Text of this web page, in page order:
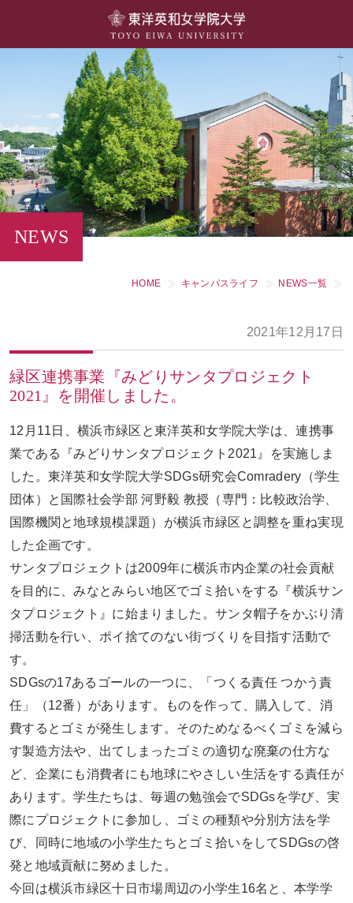
学部・学科
キャンパスライフ
留学・国際交流
キャリア・就職
お問い合わせ
NEWS
HOME キャンパスライフ NEWS一覧
2021年12月17日
緑区連携事業『みどりサンタプロジェクト
2021』を開催しました。
12月11日、横浜市緑区と東洋英和女学院大学は、連携事
業である『みどりサンタプロジェクト2021』を実施しま
した。東洋英和女学院大学SDGs研究会Comradery（学生
団体）と国際社会学部 河野毅 教授（専門：比較政治学、
国際機関と地球規模課題）が横浜市緑区と調整を重ね実現
した企画です。
サンタプロジェクトは2009年に横浜市内企業の社会貢献
を目的に、みなとみらい地区でゴミ拾いをする『横浜サン
タプロジェクト』に始まりました。サンタ帽子をかぶり清
掃活動を行い、ポイ捨てのない街づくりを目指す活動で
す。
SDGsの17あるゴールの一つに、「つくる責任 つかう責
任」（12番）があります。ものを作って、購入して、消
費するとゴミが発生します。そのためなるべくゴミを減ら
す製造方法や、出てしまったゴミの適切な廃棄の仕方な
ど、企業にも消費者にも地球にやさしい生活をする責任が
あります。学生たちは、毎週の勉強会でSDGsを学び、実
際にプロジェクトに参加し、ゴミの種類や分別方法を学
び、同時に地域の小学生たちとゴミ拾いをしてSDGsの啓
発と地域貢献に努めました。
今回は横浜市緑区十日市場周辺の小学生16名と、本学学